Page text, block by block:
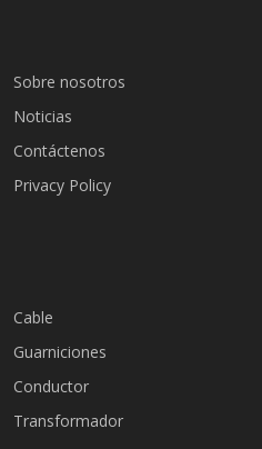
Sobre nosotros
Noticias
Contáctenos
Privacy Policy
Cable
Guarniciones
Conductor
Transformador